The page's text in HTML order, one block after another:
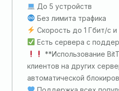
До 5 устройств
Без лимита трафика
Скорость до 1 Гбит/с и
Есть сервера с
**Использование
клиентов на других
автоматической